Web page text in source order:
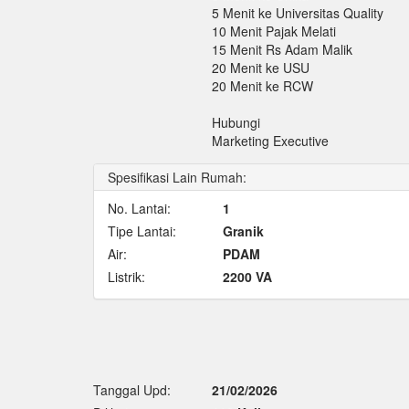
5 Menit ke Universitas Quality
10 Menit Pajak Melati
15 Menit Rs Adam Malik
20 Menit ke USU
20 Menit ke RCW
Hubungi
Marketing Executive
Spesifikasi Lain Rumah:
No. Lantai:
1
Tipe Lantai:
Granik
Air:
PDAM
Listrik:
2200 VA
Tanggal Upd:
21/02/2026